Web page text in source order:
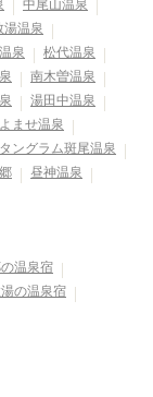
中尾山温泉
湯温泉
泉
松代温泉
南木曽温泉
湯田中温泉
ませ温泉
タングラム斑尾温泉
昼神温泉
温泉宿
の温泉宿